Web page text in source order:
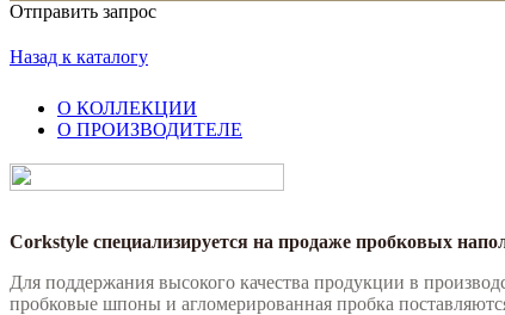
Отправить запрос
Назад к каталогу
О КОЛЛЕКЦИИ
О ПРОИЗВОДИТЕЛЕ
Corkstyle специализируется на продаже пробковых
Для поддержания высокого качества продукции в
пробковые шпоны и агломерированная пробка